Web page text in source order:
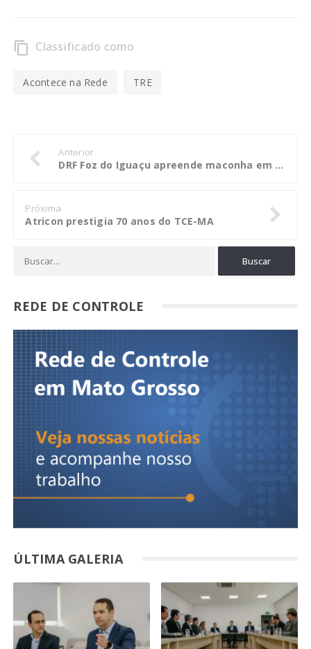
content_copy Classificado como
Acontece na Rede TRE
Anterior
DRF Foz do Iguaçu apreende maconha em ônibus de linha
Próxima
Atricon prestigia 70 anos do TCE-MA
REDE DE CONTROLE
ÚLTIMA GALERIA